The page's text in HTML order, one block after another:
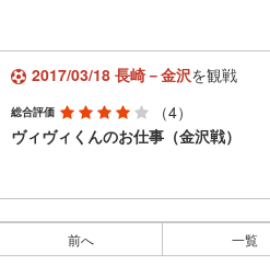
2017/03/18 長崎－金沢を観戦
総合評価
（4）
ヴィヴィくんのお仕事（金沢戦）
前へ 一覧